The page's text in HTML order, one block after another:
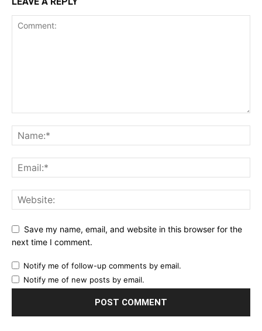
Save my name, email, and website in this browser for the
next time I comment.
Notify me of follow-up comments by email.
Notify me of new posts by email.